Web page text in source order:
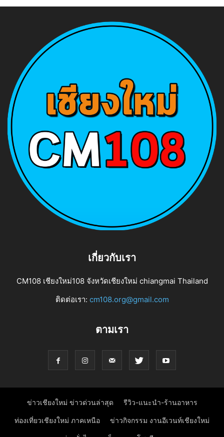
เกี่ยวกับเรา
CM108 เชียงใหม่108 จังหวัดเชียงใหม่ chiangmai Thailand
ติดต่อเรา: cm108.org@gmail.com
ตามเรา
ข่าวเชียงใหม่ ข่าวด่วนล่าสุด รีวิว-แนะนำ-ร้านอาหาร
ท่องเที่ยวเชียงใหม่ ภาคเหนือ ข่าวกิจกรรม งานอีเวนท์เชียงใหม่